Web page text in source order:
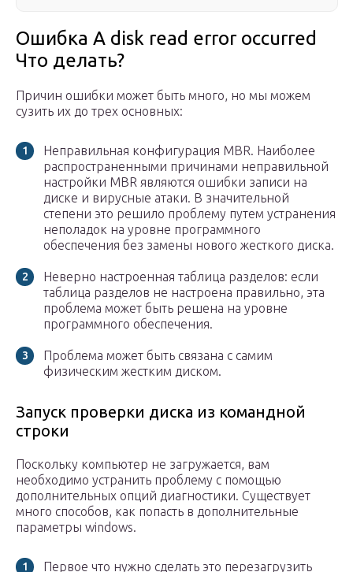
Ошибка A disk read error occurred
Что делать?
Причин ошибки может быть много, но мы можем
сузить их до трех основных:
Неправильная конфигурация MBR. Наиболее
распространенными причинами неправильной
настройки MBR являются ошибки записи на
диске и вирусные атаки. В значительной
степени это решило проблему путем устранения
неполадок на уровне программного
обеспечения без замены нового жесткого диска.
Неверно настроенная таблица разделов: если
таблица разделов не настроена правильно, эта
проблема может быть решена на уровне
программного обеспечения.
Проблема может быть связана с самим
физическим жестким диском.
Запуск проверки диска из командной
строки
Поскольку компьютер не загружается, вам
необходимо устранить проблему с помощью
дополнительных опций диагностики. Существует
много способов, как попасть в дополнительные
параметры windows.
Первое что нужно сделать это перезагрузить